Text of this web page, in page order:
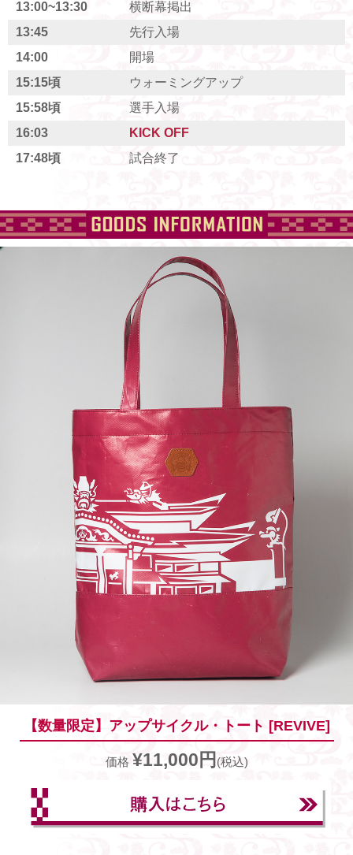
13:00~13:30
横断幕掲出
13:45
先行入場
14:00
開場
15:15頃
ウォーミングアップ
15:58頃
選手入場
16:03
KICK OFF
17:48頃
試合終了
【数量限定】アップサイクル・トート [REVIVE]
価格 ¥11,000円 (税込)